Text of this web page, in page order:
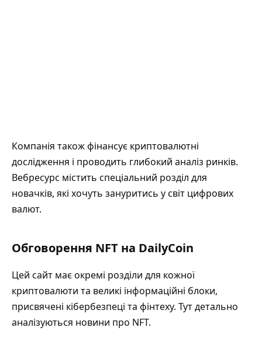
Компанія також фінансує криптовалютні
дослідження і проводить глибокий аналіз ринків.
Вебресурс містить спеціальний розділ для
новачків, які хочуть зануритись у світ цифрових
валют.
Обговорення NFT на DailyCoin
Цей сайт має окремі розділи для кожної
криптовалюти та великі інформаційні блоки,
присвячені кібербезпеці та фінтеху. Тут детально
аналізуються новини про NFT.